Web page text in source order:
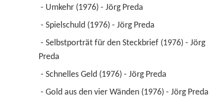
- Umkehr (1976) - Jörg Preda
- Spielschuld (1976) - Jörg Preda
Preda
- Schnelles Geld (1976) - Jörg Preda
- Gold aus den vier Wänden (1976) - Jörg Preda